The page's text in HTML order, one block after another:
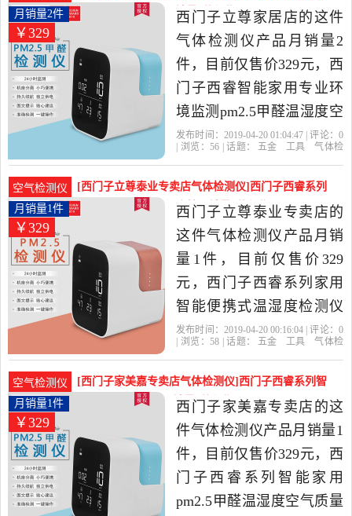
检测仪，由上海发货。
专业环境监测pm2月销量2件仅售329元
￥329
月销量2件
西门子立尊家居店的这件
气体检测仪产品月销量2
件，目前仅售价329元，西
门子西睿智能家用专业环
境监测pm2.5甲醛温湿度空
气质量检测仪是2019年西
工具当中性价比很高的气
体检测仪，由北京发货。
发布时间：2019-04-20 01:04:47 | 评论： 0
| 浏览：56 | 话题： 五金 工具
气体检
空气检测仪
[西门子立尊泰业专卖店气体检测仪]西门子西睿系列
家用智能便携式温湿度检月销量1件仅售329元
￥329
月销量1件
西门子立尊泰业专卖店的
这件气体检测仪产品月销
量1件，目前仅售价329
元，西门子西睿系列家用
智能便携式温湿度检测仪
空气检测仪pm2.5甲醛是
卖店精选五金,工具当中性
价比很高的气体检测仪，
由北京发货。
发布时间：2019-04-20 00:16:04 | 评论： 0
| 浏览：58 | 话题： 五金 工具
气体检
空气检测仪
[西门子家美嘉专卖店气体检测仪]西门子西睿系列智
能家用pm2.5甲醛月销量1件仅售329元
￥329
月销量1件
西门子家美嘉专卖店的这
件气体检测仪产品月销量1
件，目前仅售价329元，西
门子西睿系列智能家用
pm2.5甲醛温湿度空气质量